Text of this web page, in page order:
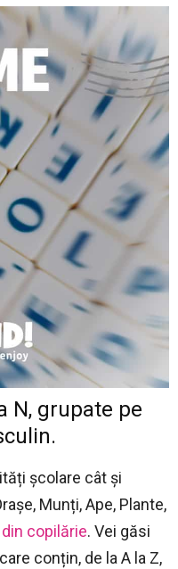
N, grupate pe
școlare cât și
Munți, Ape, Plante,
copilărie. Vei găsi
conțin, de la A la Z,